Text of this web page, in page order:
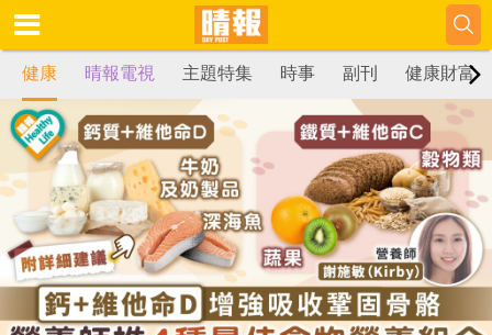
健康 晴報電視 主題特集 時事 副刊 健康財富